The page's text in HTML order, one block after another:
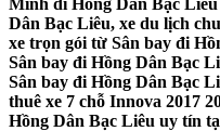
Dân Bạc Liêu, xe du lịch
xe trọn gói từ Sân bay đi
Sân bay đi Hồng Dân Bạc
Sân bay đi Hồng Dân Bạc
thuê xe 7 chỗ Innova 2017
Hồng Dân Bạc Liêu uy tín